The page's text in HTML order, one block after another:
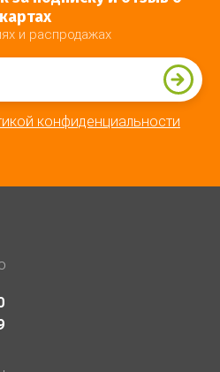
и распродажах
конфиденциальности